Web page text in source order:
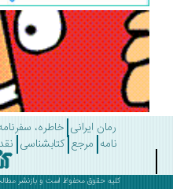
رمان ایرانی خاطره، سفرنامه و
مرجع کتابشناسی نقد بایگانی
کلیه حقوق محفوظ است و بازنشر مطالب با ذکر